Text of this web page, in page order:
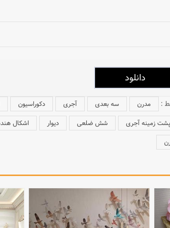
: مدرن سه بعدی آجری دکوراسیون
پشت زمینه آجری شش ضلعی دیوار اشکال